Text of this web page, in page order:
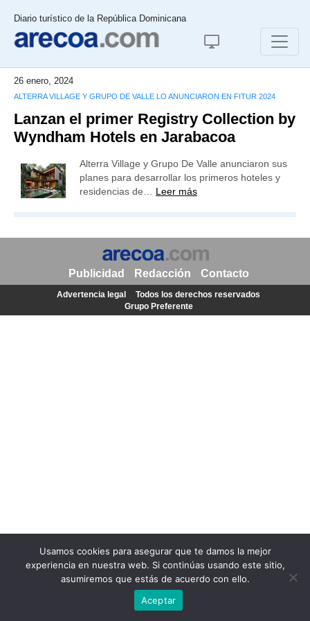
Diario turístico de la República Dominicana
26 enero, 2024
ALTERRA VILLAGE Y GRUPO DE VALLE LO ANUNCIARON EN FITUR 2024
Lanzan el primer Registry Collection by
Wyndham Hotels en Jarabacoa
Alterra Village y Grupo De Valle anunciaron sus
planes para desarrollar los primeros hoteles y
residencias de… Leer más
Usamos cookies para asegurar que te damos la mejor
experiencia en nuestra web. Si continúas usando este sitio,
asumiremos que estás de acuerdo con ello.
Aceptar
Publicidad Redacción Contacto
Advertencia legal
Todos los derechos reservados
Grupo Preferente